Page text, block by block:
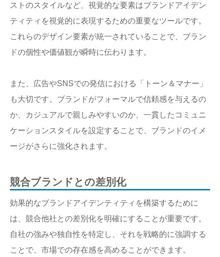
ストのスタイルなど、視覚的な要素はブランドアイデン
ティティを視覚的に表現するための重要なツールです。
これらのデザイン要素が統一されていることで、ブラン
ドの個性や価値観が瞬時に伝わります。
また、広告やSNSでの発信における「トーン＆マナー」
も大切です。ブランドがフォーマルで信頼感を与えるの
か、カジュアルで親しみやすいのか、一貫したコミュニ
ケーションスタイルを設定することで、ブランドのイメ
ージがさらに強化されます。
競合ブランドとの差別化
効果的なブランドアイデンティティを構築するために
は、競合他社との差別化を明確にすることが重要です。
自社の強みや独自性を特定し、それを戦略的に強調する
ことで、市場での存在感を高めることができます。